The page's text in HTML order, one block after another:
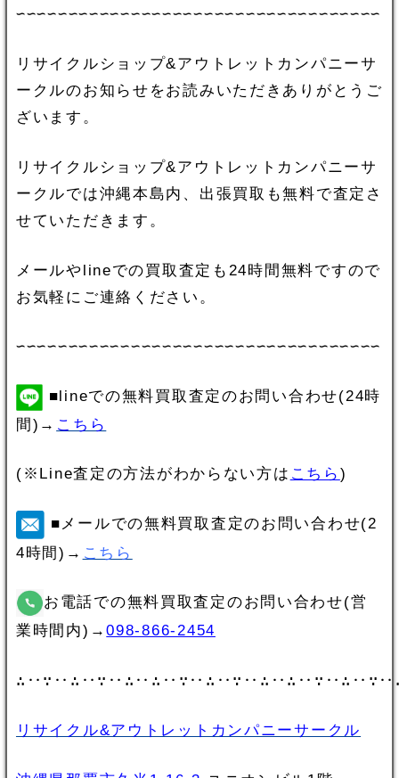
∽∽∽∽∽∽∽∽∽∽∽∽∽∽∽∽∽∽∽∽∽∽∽∽∽∽∽∽∽∽∽∽∽∽∽
リサイクルショップ&アウトレットカンパニーサ
ークルのお知らせをお読みいただきありがとうご
ざいます。
リサイクルショップ&アウトレットカンパニーサ
ークルでは沖縄本島内、出張買取も無料で査定さ
せていただきます。
メールやlineでの買取査定も24時間無料ですので
お気軽にご連絡ください。
∽∽∽∽∽∽∽∽∽∽∽∽∽∽∽∽∽∽∽∽∽∽∽∽∽∽∽∽∽∽∽∽∽∽∽
■lineでの無料買取査定のお問い合わせ(24時
間)→ こちら
(※Line査定の方法がわからない方は こちら )
■メールでの無料買取査定のお問い合わせ(2
4時間)→ こちら
お電話での無料買取査定のお問い合わせ(営
業時間内)→098-866-2454
リサイクル&アウトレットカンパニーサークル